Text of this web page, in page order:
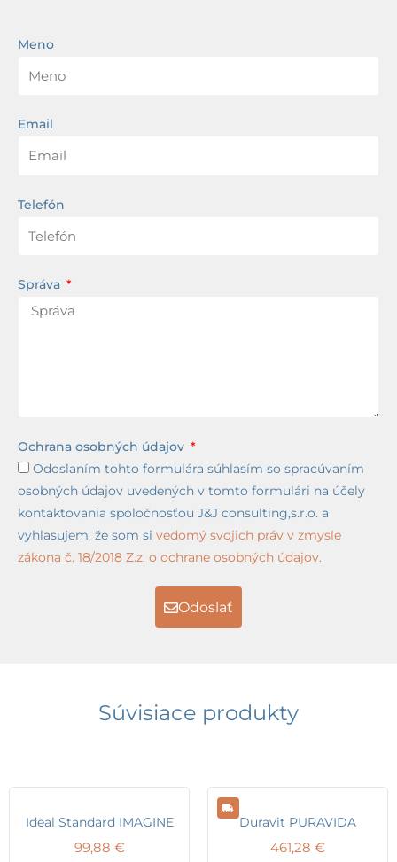
Meno
Email
Telefón
Správa
Ochrana osobných údajov
Odoslaním tohto formulára súhlasím so spracúvaním
osobných údajov uvedených v tomto formulári na účely
kontaktovania spoločnosťou J&J consulting,s.r.o. a
vyhlasujem, že som si vedomý svojich práv v zmysle
zákona č. 18/2018 Z.z. o ochrane osobných údajov.
Odoslať
Súvisiace produkty
Ideal Standard IMAGINE
99,88 €
Duravit PURAVIDA
461,28 €